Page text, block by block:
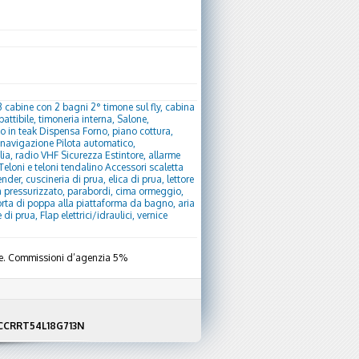
con 2 bagni 2° timone sul fly, cabina
timoneria interna, Salone,
teak Dispensa Forno, piano cottura,
Pilota automatico,
radio VHF Sicurezza Estintore, allarme
e teloni tendalino Accessori scaletta
cuscineria di prua, elica di prua, lettore
parabordi, cima ormeggio,
di poppa alla piattaforma da bagno, aria
prua, Flap elettrici/idraulici, vernice
Commissioni d’agenzia 5%